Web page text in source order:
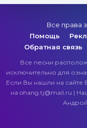
Все права
Помощь
Обратная связь
Все песни
исключительно для
Если Вы нашли на сайте
на ohang.tj@mail.ru |